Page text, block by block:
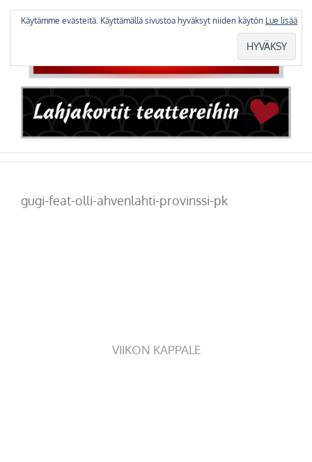
gugi-feat-olli-ahvenlahti-provinssi-pk
VIIKON KAPPALE
Käytämme evästeitä. Käyttämällä sivustoa hyväksyt niiden käytön Lue lisää